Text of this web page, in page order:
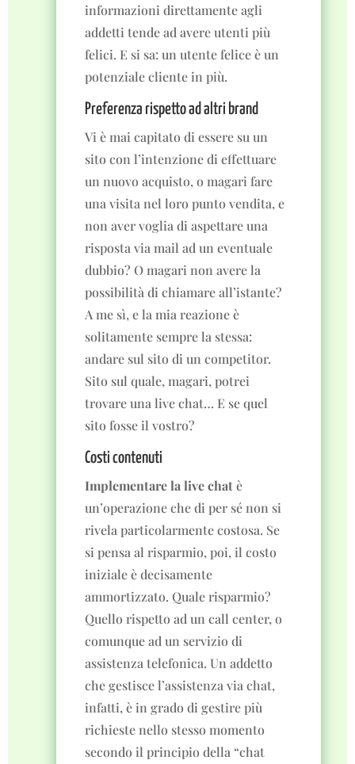
informazioni direttamente agli
addetti tende ad avere utenti più
felici. E si sa: un utente felice è un
potenziale cliente in più.
Preferenza rispetto ad altri brand
Vi è mai capitato di essere su un
sito con l’intenzione di effettuare
un nuovo acquisto, o magari fare
una visita nel loro punto vendita, e
non aver voglia di aspettare una
risposta via mail ad un eventuale
dubbio? O magari non avere la
possibilità di chiamare all’istante?
A me sì, e la mia reazione è
solitamente sempre la stessa:
andare sul sito di un competitor.
Sito sul quale, magari, potrei
trovare una live chat… E se quel
sito fosse il vostro?
Costi contenuti
Implementare la live chatè
un’operazione che di per sé non si
rivela particolarmente costosa. Se
si pensa al risparmio, poi, il costo
iniziale è decisamente
ammortizzato. Quale risparmio?
Quello rispetto ad un call center, o
comunque ad un servizio di
assistenza telefonica. Un addetto
che gestisce l’assistenza via chat,
infatti, è in grado di gestire più
richieste nello stesso momento
secondo il principio della “chat